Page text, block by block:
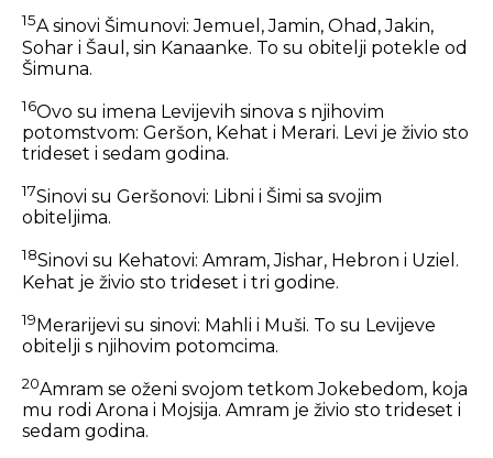
15A sinovi Šimunovi: Jemuel, Jamin, Ohad, Jakin,
Sohar i Šaul, sin Kanaanke. To su obitelji potekle od
Šimuna.
16Ovo su imena Levijevih sinova s njihovim
potomstvom: Geršon, Kehat i Merari. Levi je živio sto
trideset i sedam godina.
17Sinovi su Geršonovi: Libni i Šimi sa svojim
obiteljima.
18Sinovi su Kehatovi: Amram, Jishar, Hebron i Uziel.
Kehat je živio sto trideset i tri godine.
19Merarijevi su sinovi: Mahli i Muši. To su Levijeve
obitelji s njihovim potomcima.
20Amram se oženi svojom tetkom Jokebedom, koja
mu rodi Arona i Mojsija. Amram je živio sto trideset i
sedam godina.